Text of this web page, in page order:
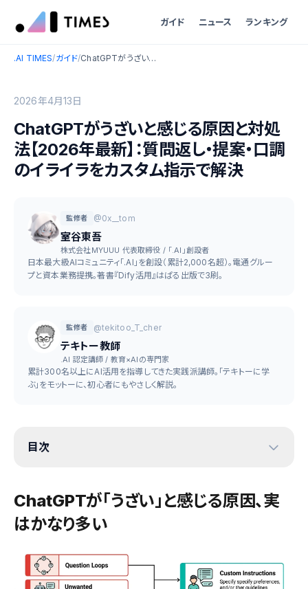
ガイド ニュース ランキング
.AI TIMES/ガイド/ ChatGPTがうざいと感じる原因と対処法【2026年最新】：質問返し・提案・口調のイライラをカスタム指示で解決
2026年4月13日
ChatGPTがうざいと感じる原因と対処
法【2026年最新】：質問返し・提案・口調
のイライラをカスタム指示で解決
監修者 @0x__tom
室谷東吾
株式会社MYUUU 代表取締役 / 「.AI」創設者
日本最大級AIコミュニティ「.AI」を創設（累計2,000名超）。電通グルー
プと資本業務提携。著書『Dify活用』はぱる出版で3刷。
監修者 @tekitoo_T_cher
テキトー教師
.AI 認定講師 / 教育×AIの専門家
累計300名以上にAI活用を指導してきた実践派講師。「テキトーに学
ぶ」をモットーに、初心者にもやさしく解説。
目次
ChatGPTが「うざい」と感じる原因、実
はかなり多い